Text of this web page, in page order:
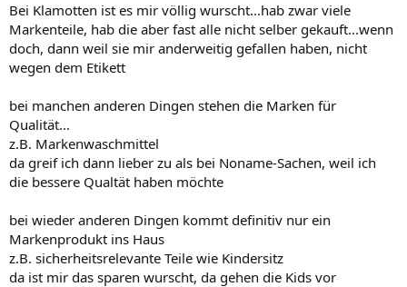
Bei Klamotten ist es mir völlig wurscht...hab zwar viele
Markenteile, hab die aber fast alle nicht selber gekauft...wenn
doch, dann weil sie mir anderweitig gefallen haben, nicht
wegen dem Etikett
bei manchen anderen Dingen stehen die Marken für
Qualität...
z.B. Markenwaschmittel
da greif ich dann lieber zu als bei Noname-Sachen, weil ich
die bessere Qualtät haben möchte
bei wieder anderen Dingen kommt definitiv nur ein
Markenprodukt ins Haus
z.B. sicherheitsrelevante Teile wie Kindersitz
da ist mir das sparen wurscht, da gehen die Kids vor